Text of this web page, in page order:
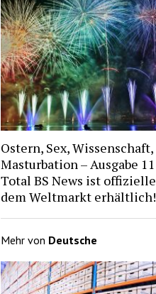
Ostern, Sex, Wissenschaft,
Masturbation – Ausgabe
Total BS News ist
dem Weltmarkt erhältlich!
Mehr von Deutsche